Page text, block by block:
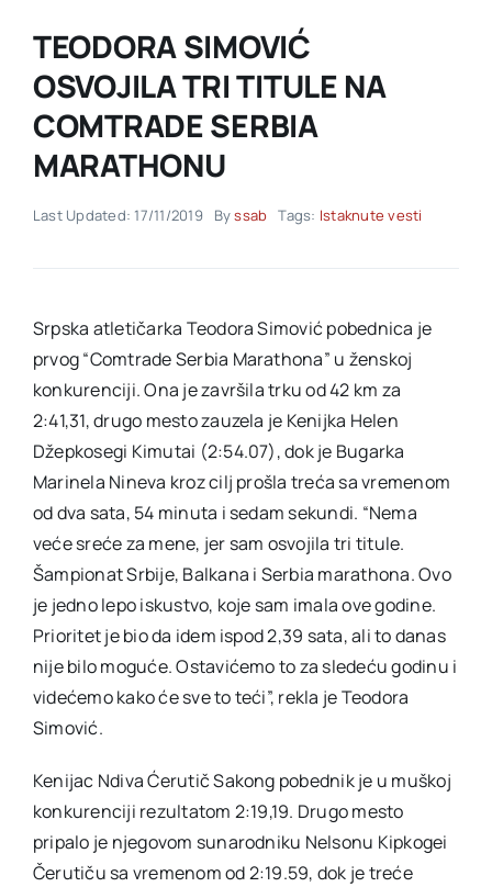
Akti SSAB
Kontakt
TEODORA SIMOVIĆ
OSVOJILA TRI TITULE NA
COMTRADE SERBIA
MARATHONU
Last Updated: 17/11/2019 Byssab Tags: Istaknute vesti
Srpska atletičarka Teodora Simović pobednica je
prvog “Comtrade Serbia Marathona” u ženskoj
konkurenciji. Ona je završila trku od 42 km za
2:41,31, drugo mesto zauzela je Kenijka Helen
Džepkosegi Kimutai (2:54.07), dok je Bugarka
Marinela Nineva kroz cilj prošla treća sa vremenom
od dva sata, 54 minuta i sedam sekundi. “Nema
veće sreće za mene, jer sam osvojila tri titule.
Šampionat Srbije, Balkana i Serbia marathona. Ovo
je jedno lepo iskustvo, koje sam imala ove godine.
Prioritet je bio da idem ispod 2,39 sata, ali to danas
nije bilo moguće. Ostavićemo to za sledeću godinu i
videćemo kako će sve to teći”, rekla je Teodora
Simović.
Kenijac Ndiva Ćerutič Sakong pobednik je u muškoj
konkurenciji rezultatom 2:19,19. Drugo mesto
pripalo je njegovom sunarodniku Nelsonu Kipkogei
Čerutiču sa vremenom od 2:19.59, dok je treće